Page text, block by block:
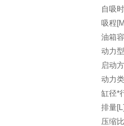
自吸
吸程
油箱
动力
启动
动力
缸径*
排量
压缩比